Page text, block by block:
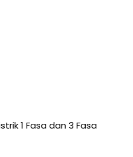
1 Fasa dan 3 Fasa